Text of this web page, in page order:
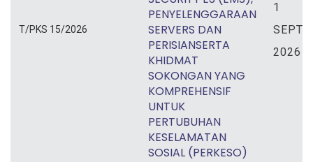
T/PKS 15/2026
PENYELENGGARAAN
SERVERS DAN
PERISIANSERTA
KHIDMAT
SOKONGAN YANG
KOMPREHENSIF
UNTUK
PERTUBUHAN
KESELAMATAN
SOSIAL (PERKESO)
1
2026